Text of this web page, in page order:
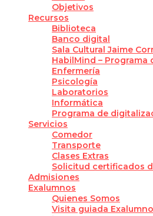
Objetivos
Recursos
Biblioteca
Banco digital
Sala Cultural Jaime
HabilMind – Programa
Enfermería
Psicología
Laboratorios
Informática
Programa de
Servicios
Comedor
Transporte
Clases Extras
Solicitud certificados
Admisiones
Exalumnos
Quienes Somos
Visita guiada